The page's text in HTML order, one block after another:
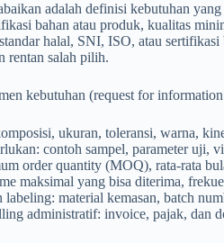
adalah definisi kebutuhan
bahan atau produk, kualitas
halal, SNI, ISO, atau
rentan salah pilih.
kebutuhan (request for
ukuran, toleransi, warna,
contoh sampel, parameter uji,
order quantity (MOQ), rata-rata
maksimal yang bisa diterima,
labeling: material kemasan, batch
administratif: invoice, pajak, dan